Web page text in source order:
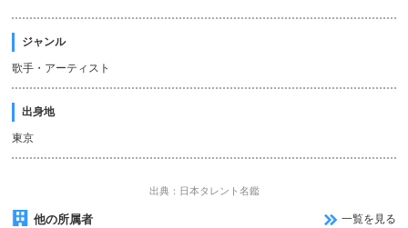
ジャンル
歌手・アーティスト
出身地
東京
出典：日本タレント名鑑
他の所属者 一覧を見る